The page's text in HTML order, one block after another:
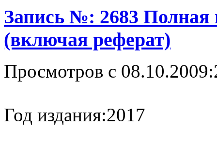
Запись №: 2683 Полная
(включая реферат)
Просмотров с 08.10.2009:
Год издания:2017